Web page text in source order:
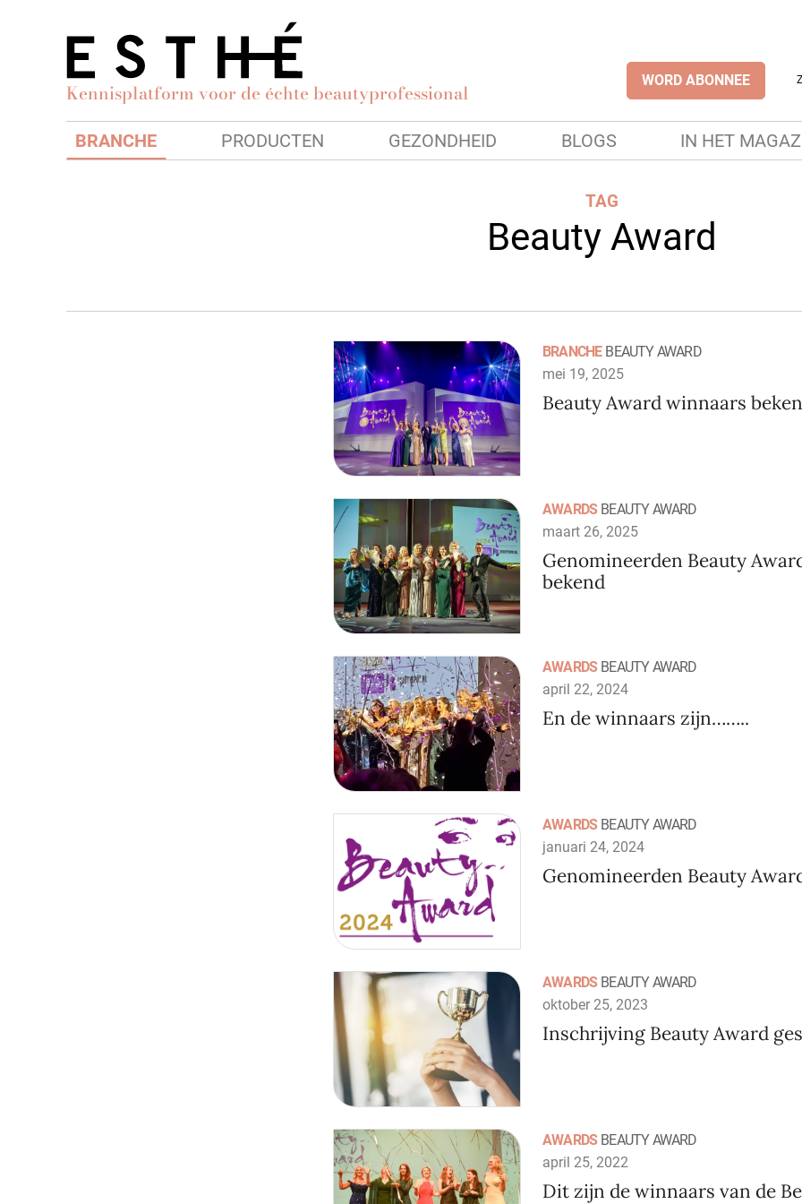
Kennisplatform voor de échte beautyprofessional WORD ABONNEE
BRANCHE PRODUCTEN GEZONDHEID BLOGS IN HET
TAG
Beauty Award
BRANCHE BEAUTY AWARD
mei 19, 2025
Beauty Award winnaars
AWARDS BEAUTY AWARD
maart 26, 2025
Genomineerden Beauty
bekend
AWARDS BEAUTY AWARD
april 22, 2024
En de winnaars zijn……..
AWARDS BEAUTY AWARD
januari 24, 2024
Genomineerden Beauty
AWARDS BEAUTY AWARD
oktober 25, 2023
Inschrijving Beauty Award
AWARDS BEAUTY AWARD
april 25, 2022
Dit zijn de winnaars van de